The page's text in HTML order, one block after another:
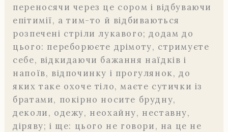
переносячи через це сором і відбуваючи
епітимії, а тим-то й відбиваються
розпечені стріли лукавого; додам до
цього: переборюєте дрімоту, стримуєте
себе, відкидаючи бажання наїдків і
напоїв, відпочинку і прогулянок, до
яких таке охоче тіло, маєте сутички із
братами, покірно носите брудну,
деколи, одежу, неохайну, неставну,
діряву; і ще: цього не говори, на це не